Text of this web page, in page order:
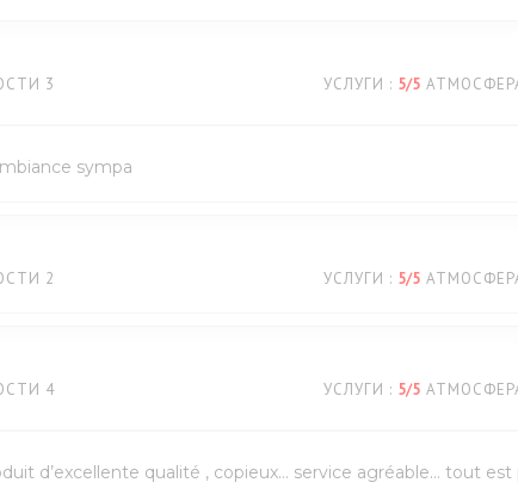
3 УСЛУГИ : 5/5
sympa
2 УСЛУГИ : 5/5
4 УСЛУГИ : 5/5
d’excellente qualité , copieux… service agréable… tout est